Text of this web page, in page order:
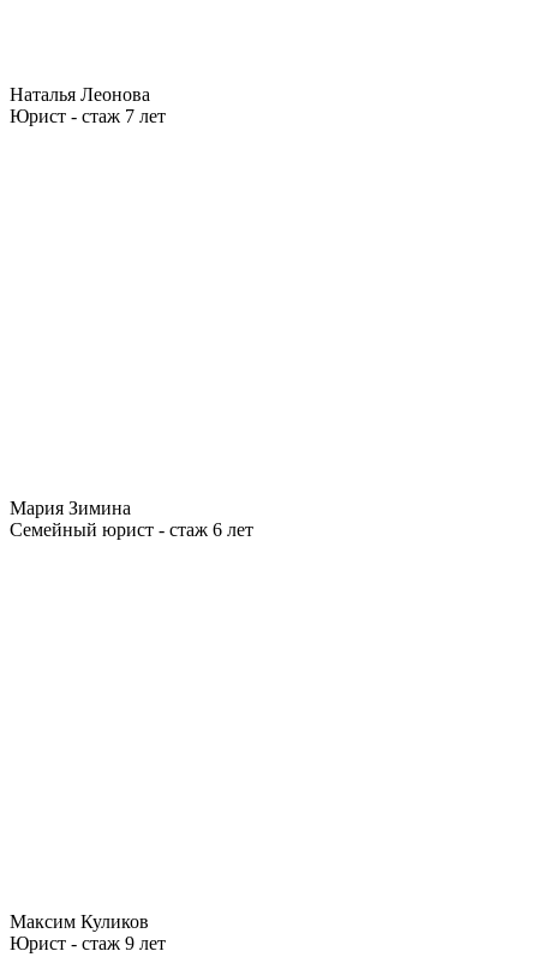
Наталья Леонова
Юрист - стаж 7 лет
Мария Зимина
Семейный юрист - стаж 6 лет
Максим Куликов
Юрист - стаж 9 лет